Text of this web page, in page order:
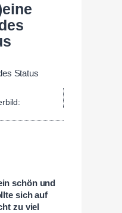
schön und
sich auf
zu viel